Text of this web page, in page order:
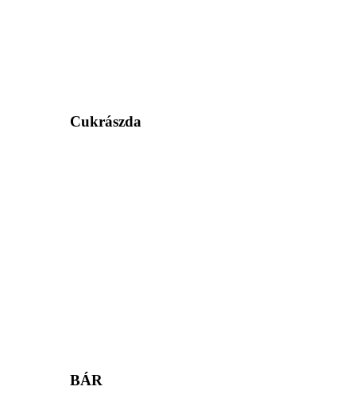
Cukrászda
BÁR